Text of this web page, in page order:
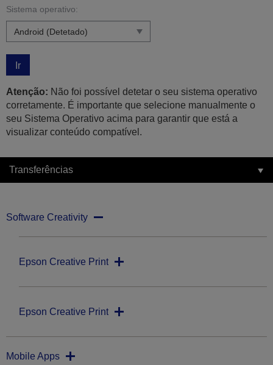
Sistema operativo:
Ir
Atenção: Não foi possível detetar o seu sistema operativo
corretamente. É importante que selecione manualmente o
seu Sistema Operativo acima para garantir que está a
visualizar conteúdo compatível.
Transferências
Software Creativity
Epson Creative Print
Epson Creative Print
Mobile Apps